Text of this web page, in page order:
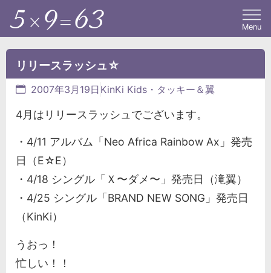
Menu
リリースラッシュ☆
2007年3月19日 KinKi Kids・タッキー＆翼
4月はリリースラッシュでございます。
・4/11 アルバム「Neo Africa Rainbow Ax」発売
日（E☆E）
・4/18 シングル「Ｘ〜ダメ〜」発売日（滝翼）
・4/25 シングル「BRAND NEW SONG」発売日
（KinKi）
うおっ！
忙しい！！